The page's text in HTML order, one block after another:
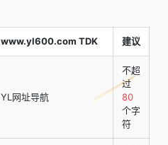
www.yl600.com TDK 建议
YL网址导航
不超
过
80
个字
符